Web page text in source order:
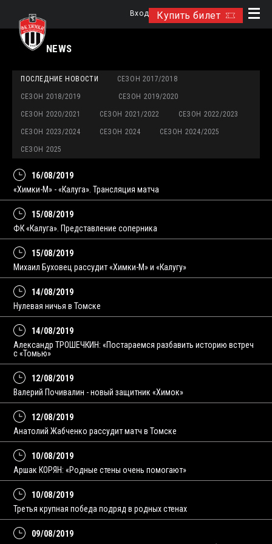
Купить билет
Вход
NEWS
ПОСЛЕДНИЕ НОВОСТИ СЕЗОН 2017/2018
СЕЗОН 2018/2019 СЕЗОН 2019/2020
СЕЗОН 2020/2021 СЕЗОН 2021/2022 СЕЗОН 2022/2023
СЕЗОН 2023/2024 СЕЗОН 2024 СЕЗОН 2024/2025
СЕЗОН 2025
16/08/2019
«Химки-М» - «Калуга». Трансляция матча
15/08/2019
ФК «Калуга». Представление соперника
15/08/2019
Михаил Буховец рассудит «Химки-М» и «Калугу»
14/08/2019
Нулевая ничья в Томске
14/08/2019
Александр ТРОШЕЧКИН: «Постараемся разбавить историю встреч
с «Томью»
12/08/2019
Валерий Почивалин - новый защитник «Химок»
12/08/2019
Анатолий Жабченко рассудит матч в Томске
10/08/2019
Аршак КОРЯН: «Родные стены очень помогают»
10/08/2019
Третья крупная победа подряд в родных стенах
09/08/2019